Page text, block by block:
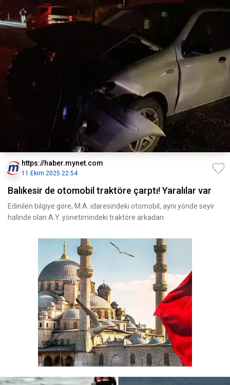
https://haber.mynet.com
11 Ekim 2025 22:54
Balıkesir de otomobil traktöre çarptı! Yaralılar var
Edinilen bilgiye göre, M.A. idaresindeki otomobil, aynı yönde seyir
halinde olan A.Y. yönetimindeki traktöre arkadan